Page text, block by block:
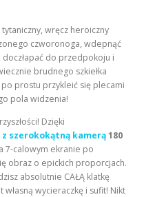
wręcz heroiczny
czworonoga, wdepnąć
doczłapać do przedpokoju i
brudnego szkiełka
prostu przykleić się plecami
pola widzenia!
Dzięki
szerokokątną kamerą180
7-calowym ekranie po
obraz o epickich proporcjach.
absolutnie CAŁĄ klatkę
wycieraczkę i sufit! Nikt